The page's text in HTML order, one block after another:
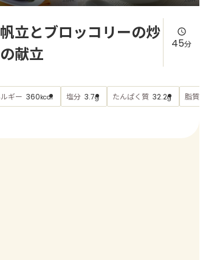
立とブロッコリーの炒
献立
45分
ギー 360kcal 塩分 3.7g たんぱく質 32.2g 脂質